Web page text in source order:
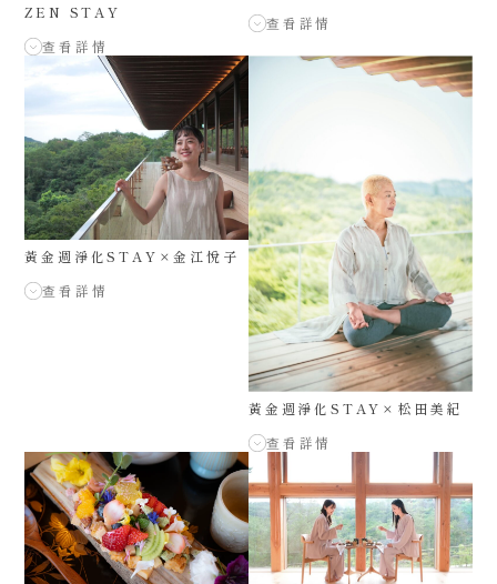
ZEN STAY
查看詳情
查看詳情
黃金週淨化STAY×金江悅子
查看詳情
黃金週淨化STAY×松田美紀
查看詳情